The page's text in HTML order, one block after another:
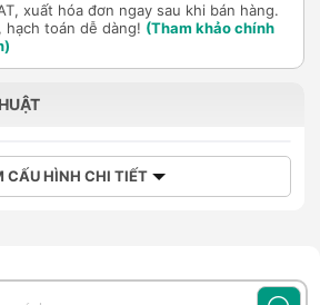
xuất hóa đơn ngay sau khi bán hàng.
hạch toán dễ dàng! (Tham khảo chính
CẤU HÌNH CHI TIẾT